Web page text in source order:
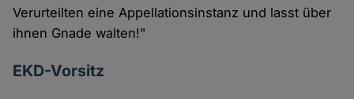
Verurteilten eine Appellationsinstanz und lasst über
ihnen Gnade walten!"
EKD-Vorsitz